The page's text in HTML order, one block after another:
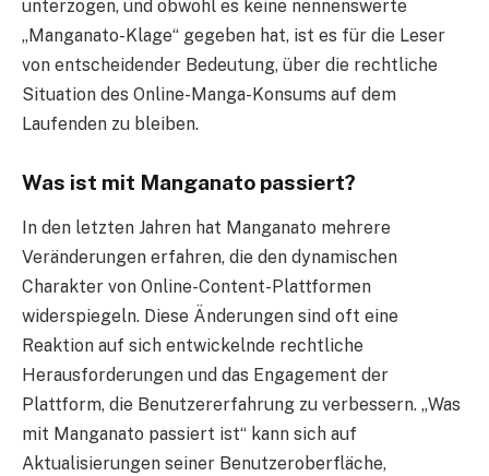
unterzogen, und obwohl es keine nennenswerte
„Manganato-Klage“ gegeben hat, ist es für die Leser
von entscheidender Bedeutung, über die rechtliche
Situation des Online-Manga-Konsums auf dem
Laufenden zu bleiben.
Was ist mit Manganato passiert?
In den letzten Jahren hat Manganato mehrere
Veränderungen erfahren, die den dynamischen
Charakter von Online-Content-Plattformen
widerspiegeln. Diese Änderungen sind oft eine
Reaktion auf sich entwickelnde rechtliche
Herausforderungen und das Engagement der
Plattform, die Benutzererfahrung zu verbessern. „Was
mit Manganato passiert ist“ kann sich auf
Aktualisierungen seiner Benutzeroberfläche,